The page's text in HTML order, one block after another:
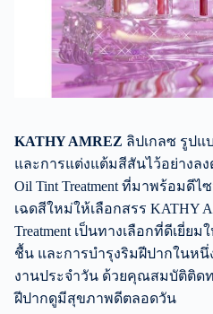
KATHY AMREZ ลิปเกลซ รูปแ
และการแต่งแต้มสีสันไว้อย่างล
Oil Tint Treatment ที่มาพร้อมดี
เฉดสีใหม่ให้เลือกสรร KATHY
Treatment เป็นทางเลือกที่ดีเยี่ย
ชื้น และการบำรุงริมฝีปากในหนึ่
งานประจำวัน ด้วยคุณสมบัติติด
ฝีปากดูมีสุขภาพดีตลอดวัน